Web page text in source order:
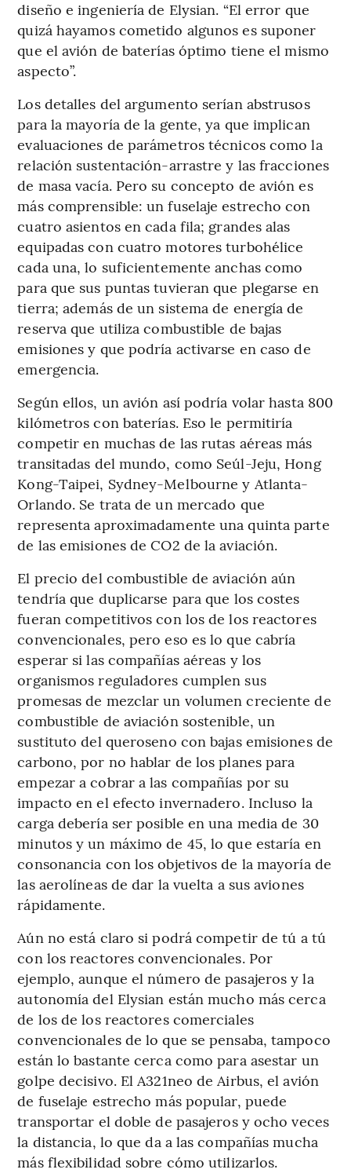
diseño e ingeniería de Elysian. “El error que
quizá hayamos cometido algunos es suponer
que el avión de baterías óptimo tiene el mismo
aspecto”.
Los detalles del argumento serían abstrusos
para la mayoría de la gente, ya que implican
evaluaciones de parámetros técnicos como la
relación sustentación-arrastre y las fracciones
de masa vacía. Pero su concepto de avión es
más comprensible: un fuselaje estrecho con
cuatro asientos en cada fila; grandes alas
equipadas con cuatro motores turbohélice
cada una, lo suficientemente anchas como
para que sus puntas tuvieran que plegarse en
tierra; además de un sistema de energía de
reserva que utiliza combustible de bajas
emisiones y que podría activarse en caso de
emergencia.
Según ellos, un avión así podría volar hasta 800
kilómetros con baterías. Eso le permitiría
competir en muchas de las rutas aéreas más
transitadas del mundo, como Seúl-Jeju, Hong
Kong-Taipei, Sydney-Melbourne y Atlanta-
Orlando. Se trata de un mercado que
representa aproximadamente una quinta parte
de las emisiones de CO2 de la aviación.
El precio del combustible de aviación aún
tendría que duplicarse para que los costes
fueran competitivos con los de los reactores
convencionales, pero eso es lo que cabría
esperar si las compañías aéreas y los
organismos reguladores cumplen sus
promesas de mezclar un volumen creciente de
combustible de aviación sostenible, un
sustituto del queroseno con bajas emisiones de
carbono, por no hablar de los planes para
empezar a cobrar a las compañías por su
impacto en el efecto invernadero. Incluso la
carga debería ser posible en una media de 30
minutos y un máximo de 45, lo que estaría en
consonancia con los objetivos de la mayoría de
las aerolíneas de dar la vuelta a sus aviones
rápidamente.
Aún no está claro si podrá competir de tú a tú
con los reactores convencionales. Por
ejemplo, aunque el número de pasajeros y la
autonomía del Elysian están mucho más cerca
de los de los reactores comerciales
convencionales de lo que se pensaba, tampoco
están lo bastante cerca como para asestar un
golpe decisivo. El A321neo de Airbus, el avión
de fuselaje estrecho más popular, puede
transportar el doble de pasajeros y ocho veces
la distancia, lo que da a las compañías mucha
más flexibilidad sobre cómo utilizarlos.